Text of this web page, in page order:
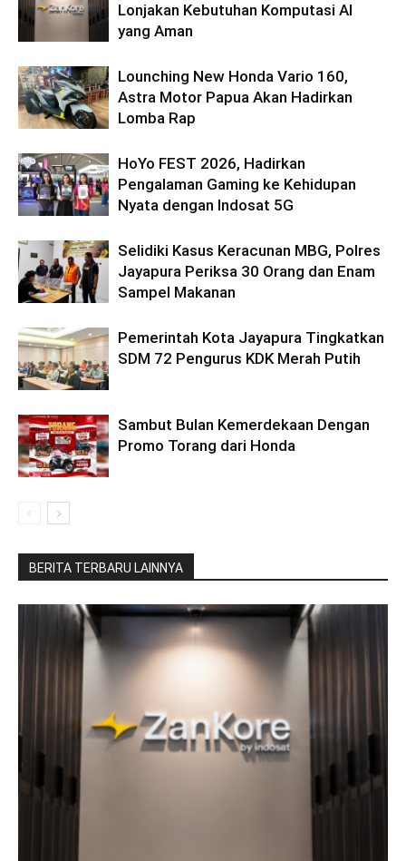
Lonjakan Kebutuhan Komputasi AI
yang Aman
Lounching New Honda Vario 160,
Astra Motor Papua Akan Hadirkan
Lomba Rap
HoYo FEST 2026, Hadirkan
Pengalaman Gaming ke Kehidupan
Nyata dengan Indosat 5G
Selidiki Kasus Keracunan MBG, Polres
Jayapura Periksa 30 Orang dan Enam
Sampel Makanan
Pemerintah Kota Jayapura Tingkatkan
SDM 72 Pengurus KDK Merah Putih
Sambut Bulan Kemerdekaan Dengan
Promo Torang dari Honda
BERITA TERBARU LAINNYA